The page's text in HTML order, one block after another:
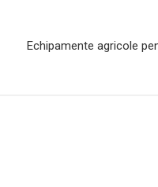
Echipamente agricole